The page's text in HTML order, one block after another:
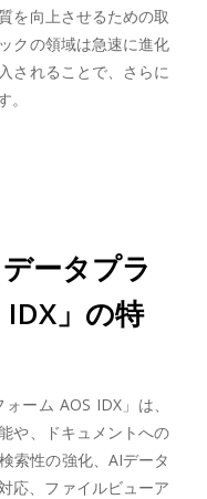
を向上させるための取
クの領域は急速に進化
されることで、さらに
ータプラ
」の特
ーム AOS IDX」は、
や、ドキュメントへの
索性の強化、AIデータ
応、ファイルビューア